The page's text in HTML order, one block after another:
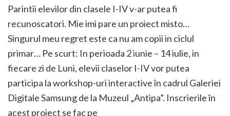
Parintii elevilor din clasele I-IV v-ar putea fi
recunoscatori. Mie imi pare un proiect misto…
Singurul meu regret este ca nu am copii in ciclul
primar… Pe scurt: In perioada 2 iunie – 14 iulie, in
fiecare zi de Luni, elevii claselor I-IV vor putea
participa la workshop-uri interactive în cadrul Galeriei
Digitale Samsung de la Muzeul „Antipa”. Inscrierile în
acest proiect se fac pe